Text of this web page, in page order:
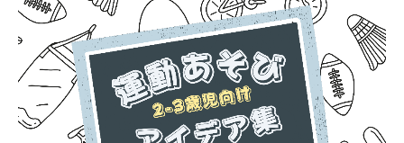
ACCESS アクセス
FAQ よくある質問
NEWS お知らせ